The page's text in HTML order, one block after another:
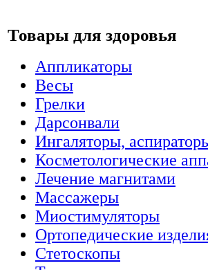
Товары для здоровья
Аппликаторы
Весы
Грелки
Дарсонвали
Ингаляторы,
Косметологические
Лечение магнитами
Массажеры
Миостимуляторы
Ортопедические
Стетоскопы